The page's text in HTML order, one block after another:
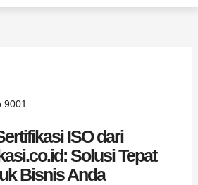
ISO dari
Solusi Tepat
Bisnis Anda